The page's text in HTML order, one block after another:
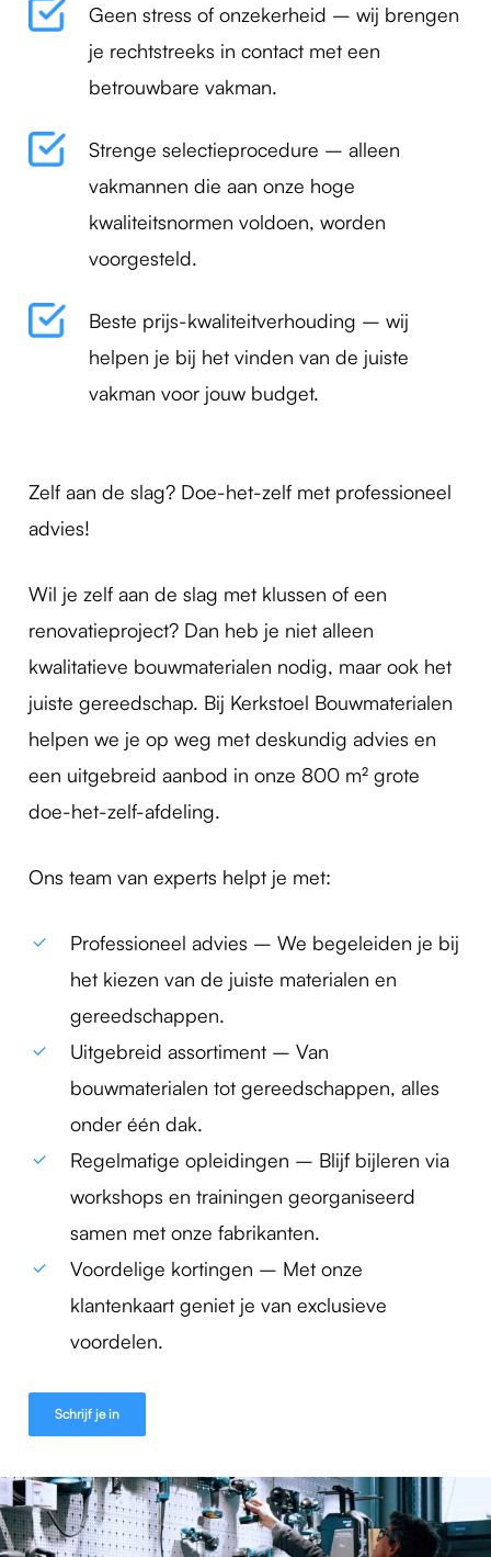
Geen stress of onzekerheid – wij brengen
je rechtstreeks in contact met een
betrouwbare vakman.
Strenge selectieprocedure – alleen
vakmannen die aan onze hoge
kwaliteitsnormen voldoen, worden
voorgesteld.
Beste prijs-kwaliteitverhouding – wij
helpen je bij het vinden van de juiste
vakman voor jouw budget.
Zelf aan de slag? Doe-het-zelf met professioneel
advies!
Wil je zelf aan de slag met klussen of een
renovatieproject? Dan heb je niet alleen
kwalitatieve bouwmaterialen nodig, maar ook het
juiste gereedschap. Bij Kerkstoel Bouwmaterialen
helpen we je op weg met deskundig advies en
een uitgebreid aanbod in onze 800 m² grote
doe-het-zelf-afdeling.
Ons team van experts helpt je met:
Professioneel advies – We begeleiden je bij
het kiezen van de juiste materialen en
gereedschappen.
Uitgebreid assortiment – Van
bouwmaterialen tot gereedschappen, alles
onder één dak.
Regelmatige opleidingen – Blijf bijleren via
workshops en trainingen georganiseerd
samen met onze fabrikanten.
Voordelige kortingen – Met onze
klantenkaart geniet je van exclusieve
voordelen.
Schrijf je in